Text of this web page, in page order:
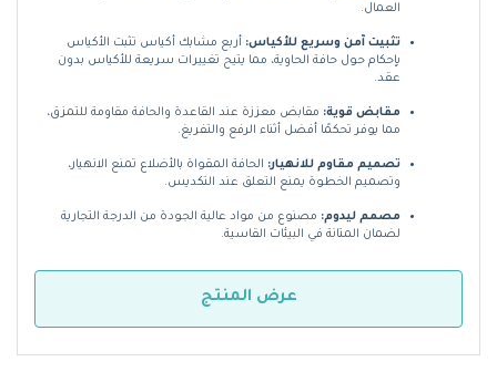
العمال.
تثبيت آمن وسريع للأكياس: أربع مشابك أكياس تثبت الأكياس
بإحكام حول حافة الحاوية، مما يتيح تغييرات سريعة للأكياس بدون
عقد.
مقابض قوية: مقابض معززة عند القاعدة والحافة مقاومة للتمزق،
مما يوفر تحكمًا أفضل أثناء الرفع والتفريغ.
تصميم مقاوم للانهيار: الحافة المقواة بالأضلاع تمنع الانهيار،
وتصميم الخطوة يمنع التعلق عند التكديس.
مصمم ليدوم: مصنوع من مواد عالية الجودة من الدرجة التجارية
لضمان المتانة في البيئات القاسية.
عرض المنتج